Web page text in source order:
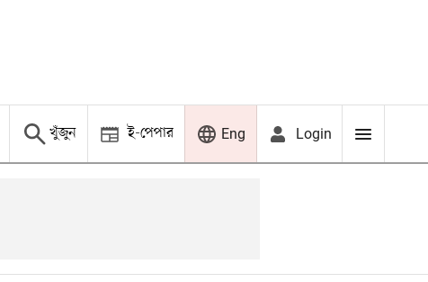
খুঁজুন ই-পেপার Eng Login